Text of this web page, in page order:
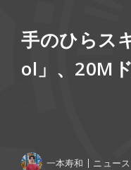
手のひらス
ol」、20M
一本寿和 ニュース